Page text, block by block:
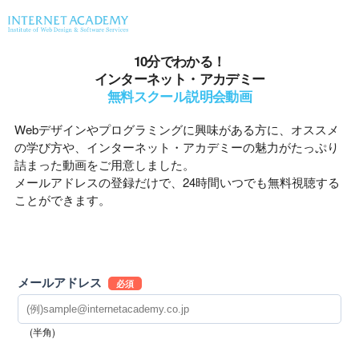
10分でわかる！
インターネット・アカデミー
無料スクール説明会動画
Webデザインやプログラミングに興味がある方に、オススメ
の学び方や、インターネット・アカデミーの魅力がたっぷり
詰まった動画をご用意しました。
メールアドレスの登録だけで、24時間いつでも無料視聴する
ことができます。
メールアドレス 必須
(半角)